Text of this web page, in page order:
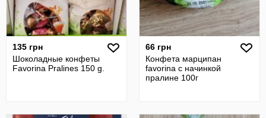
135 грн
Шоколадные конфеты
Favorina Pralines 150 g.
66 грн
Конфета марципан
favorina с начинкой
пралине 100г